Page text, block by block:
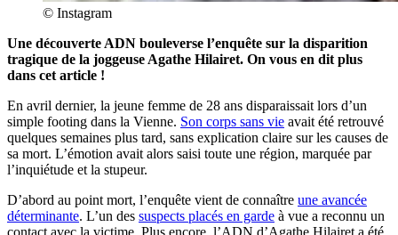
© Instagram
Une découverte ADN bouleverse l’enquête sur la disparition
tragique de la joggeuse Agathe Hilairet. On vous en dit plus
dans cet article !
En avril dernier, la jeune femme de 28 ans disparaissait lors d’un
simple footing dans la Vienne. Son corps sans vie avait été retrouvé
quelques semaines plus tard, sans explication claire sur les causes de
sa mort. L’émotion avait alors saisi toute une région, marquée par
l’inquiétude et la stupeur.
D’abord au point mort, l’enquête vient de connaître une avancée
déterminante. L’un des suspects placés en garde à vue a reconnu un
contact avec la victime. Plus encore, l’ADN d’Agathe Hilairet a été